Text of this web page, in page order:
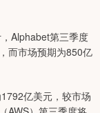
Alphabet第三季度
而市场预期为850亿
亿美元，较市场